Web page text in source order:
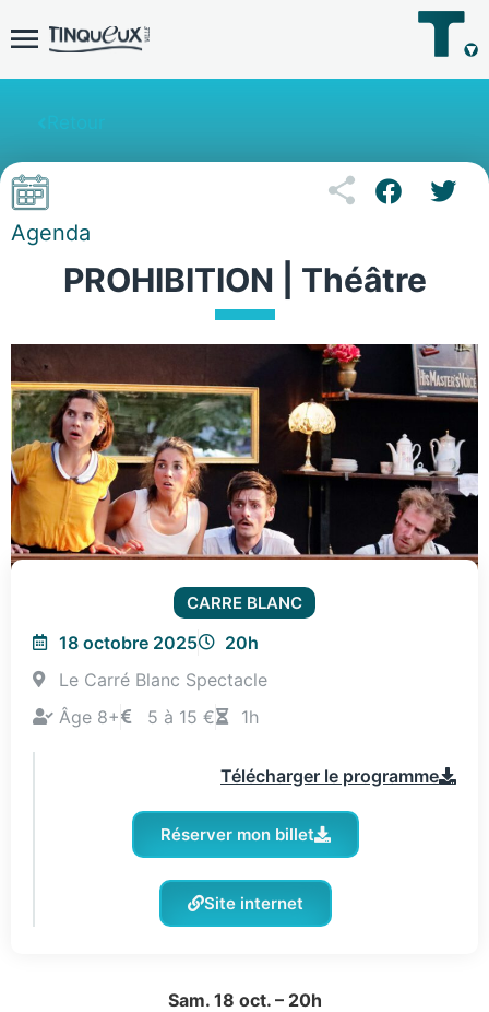
Agenda
PROHIBITION | Théâtre
CARRE BLANC
18 octobre 2025
20h
Le Carré Blanc Spectacle
Âge 8+
5 à 15 € 1h
Télécharger le programme
Réserver mon billet
Site internet
Sam. 18 oct. – 20h